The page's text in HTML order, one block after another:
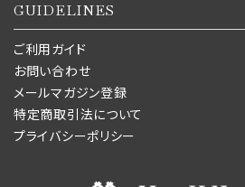
GUIDELINES
ご利用ガイド
お問い合わせ
メールマガジン登録
特定商取引法について
プライバシーポリシー